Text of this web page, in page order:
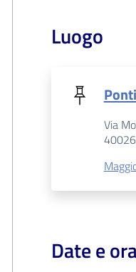
Luogo
Via
40026
Date e